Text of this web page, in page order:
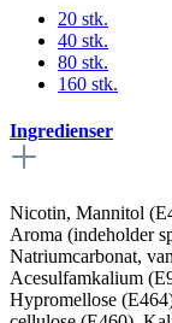
20 stk.
40 stk.
80 stk.
160 stk.
Ingredienser
Nicotin, Mannitol
Aroma (indeholder
Natriumcarbonat,
Acesulfamkalium
Hypromellose